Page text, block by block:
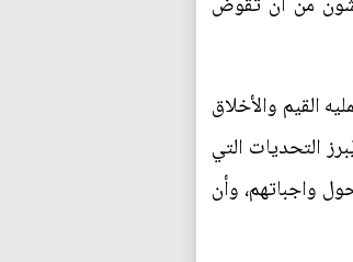
القيم والأخلاق
التحديات التي
واجباتهم، وأن